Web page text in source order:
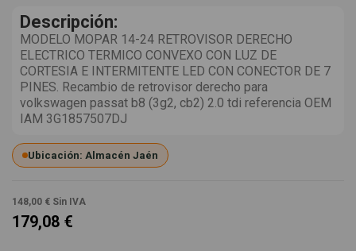
Descripción:
MODELO MOPAR 14-24 RETROVISOR DERECHO
ELECTRICO TERMICO CONVEXO CON LUZ DE
CORTESIA E INTERMITENTE LED CON CONECTOR DE 7
PINES. Recambio de retrovisor derecho para
volkswagen passat b8 (3g2, cb2) 2.0 tdi referencia OEM
IAM 3G1857507DJ
Ubicación: Almacén Jaén
148,00 € Sin IVA
179,08 €